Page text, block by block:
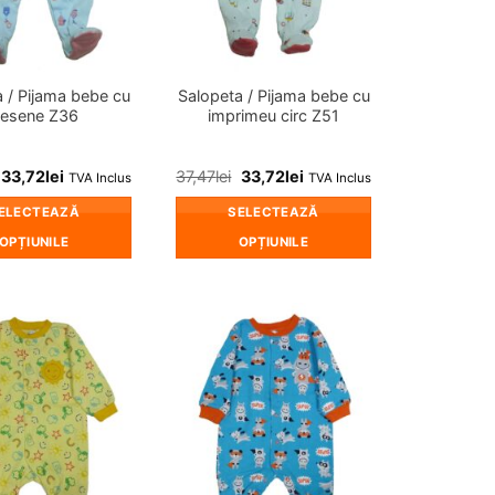
alese
pagina
alese
în
pagina
/ Pijama bebe cu
Z36
33,72lei TVA Inclus
OPȚIUNILE
are
mai
multe
variații.
Opțiunile
pot
fi
Salopeta / Pijama bebe cu
imprimeu circ Z51
37,47lei 33,72lei TVA Inclus
SELECTEAZĂ
OPȚIUNILE
are
mai
multe
variații.
Opțiunile
pot
fi
❤
Adauga
in
wishlist!
❤
Adauga
in
wishlist!